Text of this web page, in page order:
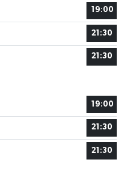
19:00
21:30
21:30
19:00
21:30
21:30